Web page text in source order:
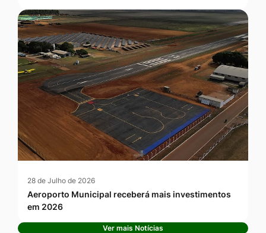
28 de Julho de 2026
Aeroporto Municipal receberá mais investimentos
em 2026
Ver mais Notícias